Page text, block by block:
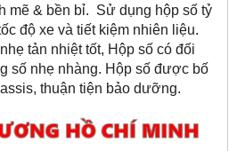
mẽ & bền bỉ. Sử dụng hộp số tỷ
độ xe và tiết kiệm nhiên liệu.
tản nhiệt tốt, Hộp số có đối
số nhẹ nhàng. Hộp số được bố
thuận tiện bảo dưỡng.